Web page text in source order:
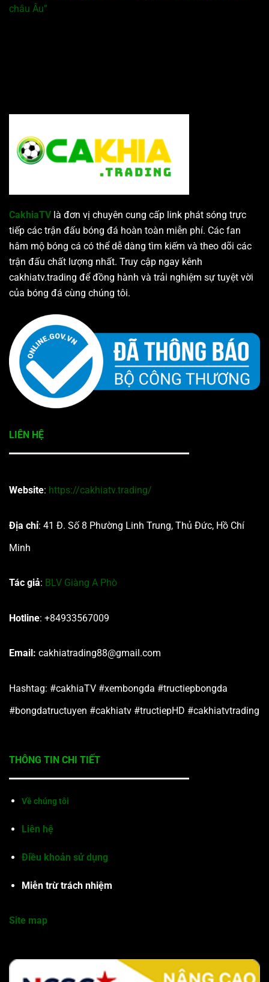
châu Âu”
CakhiaTV là đơn vị chuyên cung cấp link phát sóng trực
tiếp các trận đấu bóng đá hoàn toàn miễn phí. Các fan
hâm mộ bóng cá có thể dễ dàng tìm kiếm và theo dõi các
trận đấu chất lượng nhất. Truy cập ngay kênh
cakhiatv.trading để đồng hành và trải nghiệm sự tuyệt vời
của bóng đá cùng chúng tôi.
LIÊN HỆ
Website: https://cakhiatv.trading/
Địa chỉ: 41 Đ. Số 8 Phường Linh Trung, Thủ Đức, Hồ Chí
Minh
Tác giả: BLV Giàng A Phò
Hotline: +84933567009
Email: cakhiatrading88@gmail.com
Hashtag: #cakhiaTV #xembongda #tructiepbongda
#bongdatructuyen #cakhiatv #tructiepHD #cakhiatvtrading
THÔNG TIN CHI TIẾT
Về chúng tôi
Liên hệ
Điều khoản sử dụng
Miễn trừ trách nhiệm
Site map